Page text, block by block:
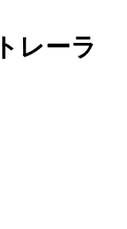
レーラ